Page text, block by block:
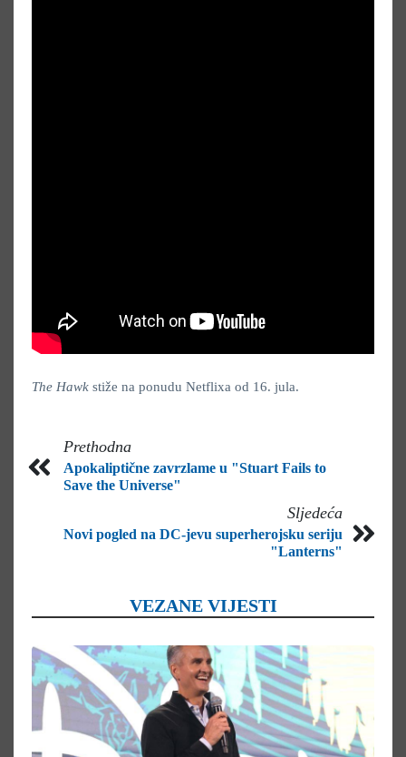
The Hawk stiže na ponudu Netflixa od 16. jula.
Prethodna
Apokaliptične zavrzlame u "Stuart Fails to
Save the Universe"
Sljedeća
Novi pogled na DC-jevu superherojsku seriju
"Lanterns"
VEZANE VIJESTI